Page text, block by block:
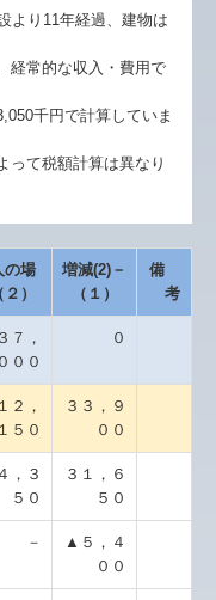
より11年経過、建物は
経常的な収入・費用で
千円で計算していま
って税額計算は異なり
の場
）
増減(2)－
（１）
備
考
７，
０００
０
２，
１５０
３３，９
００
，３
５０
３１，６
５０
－
▲５，４
００